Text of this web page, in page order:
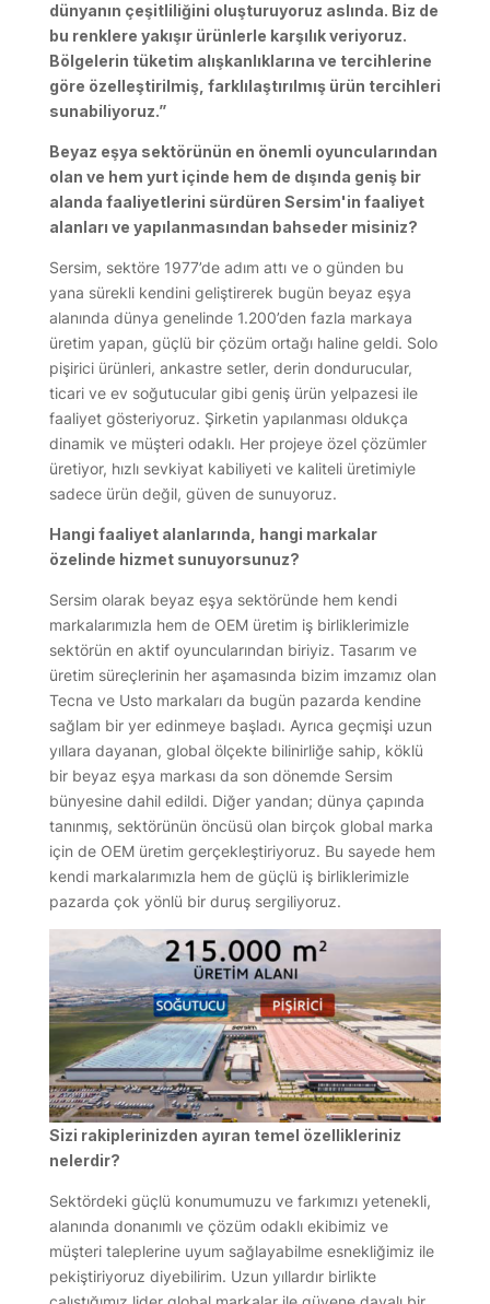
dünyanın çeşitliliğini oluşturuyoruz aslında. Biz de
bu renklere yakışır ürünlerle karşılık veriyoruz.
Bölgelerin tüketim alışkanlıklarına ve tercihlerine
göre özelleştirilmiş, farklılaştırılmış ürün tercihleri
sunabiliyoruz.”
Beyaz eşya sektörünün en önemli oyuncularından
olan ve hem yurt içinde hem de dışında geniş bir
alanda faaliyetlerini sürdüren Sersim'in faaliyet
alanları ve yapılanmasından bahseder misiniz?
Sersim, sektöre 1977’de adım attı ve o günden bu
yana sürekli kendini geliştirerek bugün beyaz eşya
alanında dünya genelinde 1.200’den fazla markaya
üretim yapan, güçlü bir çözüm ortağı haline geldi. Solo
pişirici ürünleri, ankastre setler, derin dondurucular,
ticari ve ev soğutucular gibi geniş ürün yelpazesi ile
faaliyet gösteriyoruz. Şirketin yapılanması oldukça
dinamik ve müşteri odaklı. Her projeye özel çözümler
üretiyor, hızlı sevkiyat kabiliyeti ve kaliteli üretimiyle
sadece ürün değil, güven de sunuyoruz.
Hangi faaliyet alanlarında, hangi markalar
özelinde hizmet sunuyorsunuz?
Sersim olarak beyaz eşya sektöründe hem kendi
markalarımızla hem de OEM üretim iş birliklerimizle
sektörün en aktif oyuncularından biriyiz. Tasarım ve
üretim süreçlerinin her aşamasında bizim imzamız olan
Tecna ve Usto markaları da bugün pazarda kendine
sağlam bir yer edinmeye başladı. Ayrıca geçmişi uzun
yıllara dayanan, global ölçekte bilinirliğe sahip, köklü
bir beyaz eşya markası da son dönemde Sersim
bünyesine dahil edildi. Diğer yandan; dünya çapında
tanınmış, sektörünün öncüsü olan birçok global marka
için de OEM üretim gerçekleştiriyoruz. Bu sayede hem
kendi markalarımızla hem de güçlü iş birliklerimizle
pazarda çok yönlü bir duruş sergiliyoruz.
Sizi rakiplerinizden ayıran temel özellikleriniz
nelerdir?
Sektördeki güçlü konumumuzu ve farkımızı yetenekli,
alanında donanımlı ve çözüm odaklı ekibimiz ve
müşteri taleplerine uyum sağlayabilme esnekliğimiz ile
pekiştiriyoruz diyebilirim. Uzun yıllardır birlikte